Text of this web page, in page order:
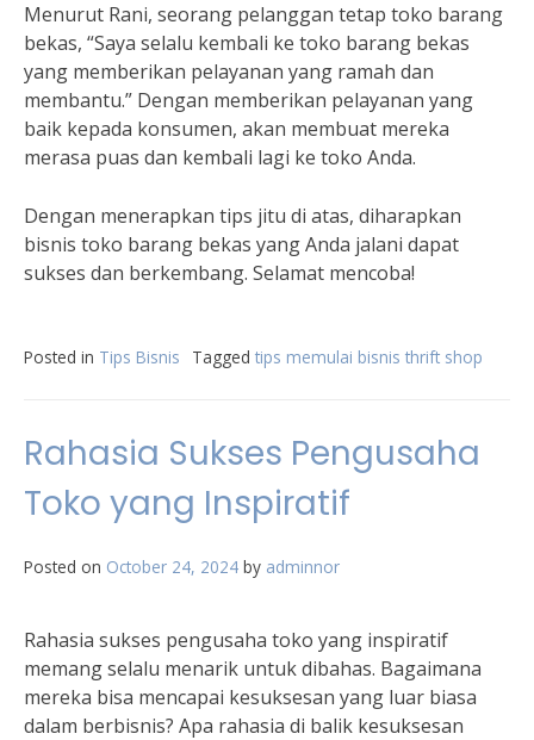
Menurut Rani, seorang pelanggan tetap toko barang
bekas, “Saya selalu kembali ke toko barang bekas
yang memberikan pelayanan yang ramah dan
membantu.” Dengan memberikan pelayanan yang
baik kepada konsumen, akan membuat mereka
merasa puas dan kembali lagi ke toko Anda.
Dengan menerapkan tips jitu di atas, diharapkan
bisnis toko barang bekas yang Anda jalani dapat
sukses dan berkembang. Selamat mencoba!
Posted in Tips Bisnis Tagged tips memulai bisnis thrift shop
Rahasia Sukses Pengusaha
Toko yang Inspiratif
Posted on October 24, 2024 by adminnor
Rahasia sukses pengusaha toko yang inspiratif
memang selalu menarik untuk dibahas. Bagaimana
mereka bisa mencapai kesuksesan yang luar biasa
dalam berbisnis? Apa rahasia di balik kesuksesan